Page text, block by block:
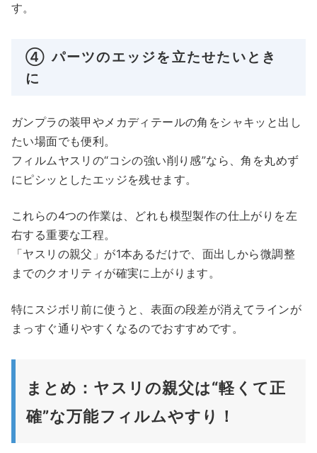
す。
④ パーツのエッジを立たせたいとき
に
ガンプラの装甲やメカディテールの角をシャキッと出し
たい場面でも便利。
フィルムヤスリの“コシの強い削り感”なら、角を丸めず
にピシッとしたエッジを残せます。
これらの4つの作業は、どれも模型製作の仕上がりを左
右する重要な工程。
「ヤスリの親父」が1本あるだけで、面出しから微調整
までのクオリティが確実に上がります。
特にスジボリ前に使うと、表面の段差が消えてラインが
まっすぐ通りやすくなるのでおすすめです。
まとめ：ヤスリの親父は“軽くて正
確”な万能フィルムやすり！